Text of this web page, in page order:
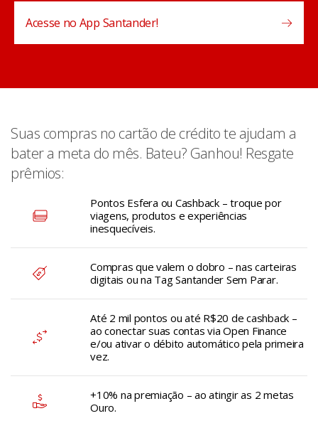
Acesse no App Santander!
Suas compras no cartão de crédito te ajudam a
bater a meta do mês. Bateu? Ganhou! Resgate
prêmios:
Pontos Esfera ou Cashback – troque por
viagens, produtos e experiências
inesquecíveis.
Compras que valem o dobro – nas carteiras
digitais ou na Tag Santander Sem Parar.
Até 2 mil pontos ou até R$20 de cashback –
ao conectar suas contas via Open Finance
e/ou ativar o débito automático pela primeira
vez.
+10% na premiação – ao atingir as 2 metas
Ouro.